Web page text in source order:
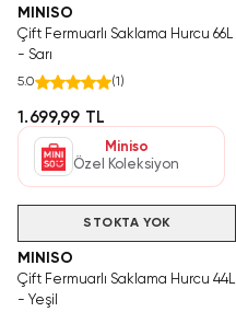
MINISO
Çift Fermuarlı Saklama Hurcu 66L
- Sarı
5.0 (1 )
1.699,99 TL
Miniso
Özel Koleksiyon
STOKTA YOK
MINISO
Çift Fermuarlı Saklama Hurcu 44L
- Yeşil